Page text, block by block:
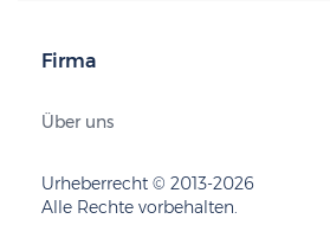
Firma
Über uns
Urheberrecht © 2013-2026
Alle Rechte vorbehalten.